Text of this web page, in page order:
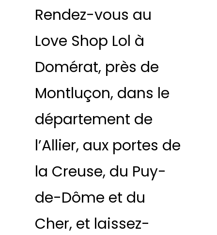
Rendez-vous au
Love Shop Lol à
Domérat, près de
Montluçon, dans le
département de
l’Allier, aux portes de
la Creuse, du Puy-
de-Dôme et du
Cher, et laissez-